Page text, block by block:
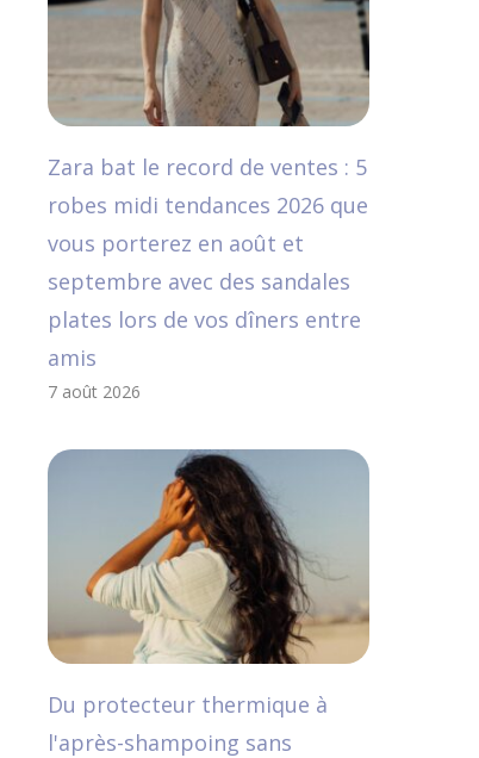
Zara bat le record de ventes : 5
robes midi tendances 2026 que
vous porterez en août et
septembre avec des sandales
plates lors de vos dîners entre
amis
7 août 2026
Du protecteur thermique à
l'après-shampoing sans